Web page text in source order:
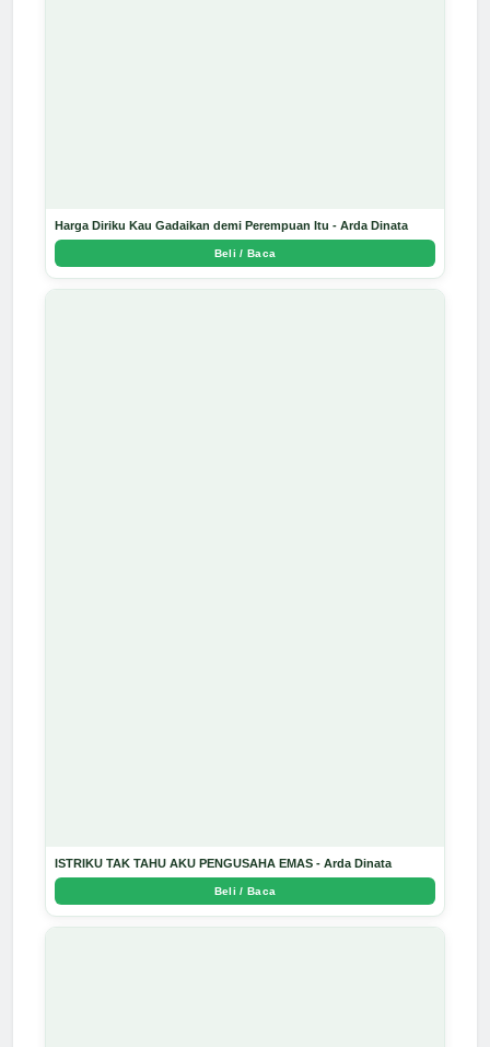
Harga Diriku Kau Gadaikan demi Perempuan Itu - Arda Dinata
Beli / Baca
ISTRIKU TAK TAHU AKU PENGUSAHA EMAS - Arda Dinata
Beli / Baca